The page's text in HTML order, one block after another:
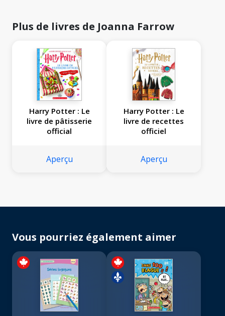
Plus de livres de Joanna Farrow
Harry Potter : Le
livre de pâtisserie
official
Aperçu
Harry Potter : Le
livre de recettes
officiel
Aperçu
Vous pourriez également aimer